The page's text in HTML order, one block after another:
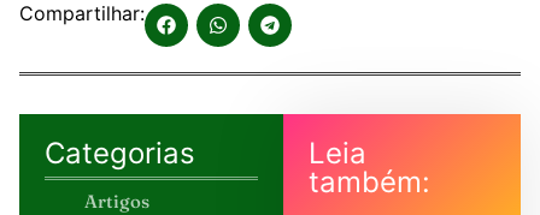
Compartilhar:
Categorias
Artigos
Leia
também: